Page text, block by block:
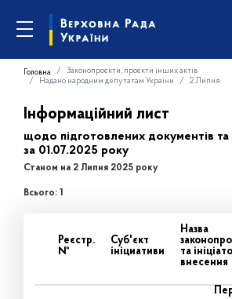
Головна
Законопроєкти, проєкти інших актів
Надано народним депутатам України
2 Липня
Інформаційний лист
щодо підготовлених документів та
за 01.07.2025 року
Станом на 2 Липня 2025 року
Всього: 1
Реєстр.
№
Суб'єкт
ініциативи
Назва
та
внесення